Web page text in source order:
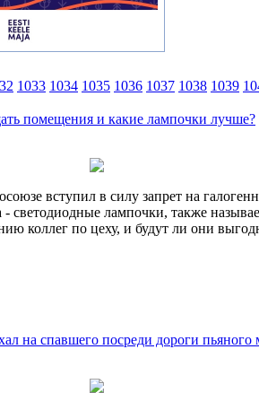
1033 1034 1035 1036 1037 1038 1039
помещения и какие лампочки лучше?
вступил в силу запрет на
- светодиодные лампочки, также
коллег по цеху, и будут ли они
на спавшего посреди дороги